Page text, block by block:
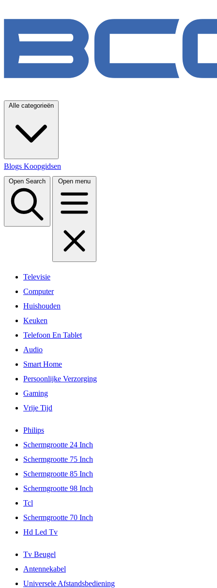
Alle categorieën
Blogs Koopgidsen
Open Search Open menu
Televisie
Computer
Huishouden
Keuken
Telefoon En Tablet
Audio
Smart Home
Persoonlijke Verzorging
Gaming
Vrije Tijd
Philips
Schermgrootte 24 Inch
Schermgrootte 75 Inch
Schermgrootte 85 Inch
Schermgrootte 98 Inch
Tcl
Schermgrootte 70 Inch
Hd Led Tv
Tv Beugel
Antennekabel
Universele Afstandsbediening